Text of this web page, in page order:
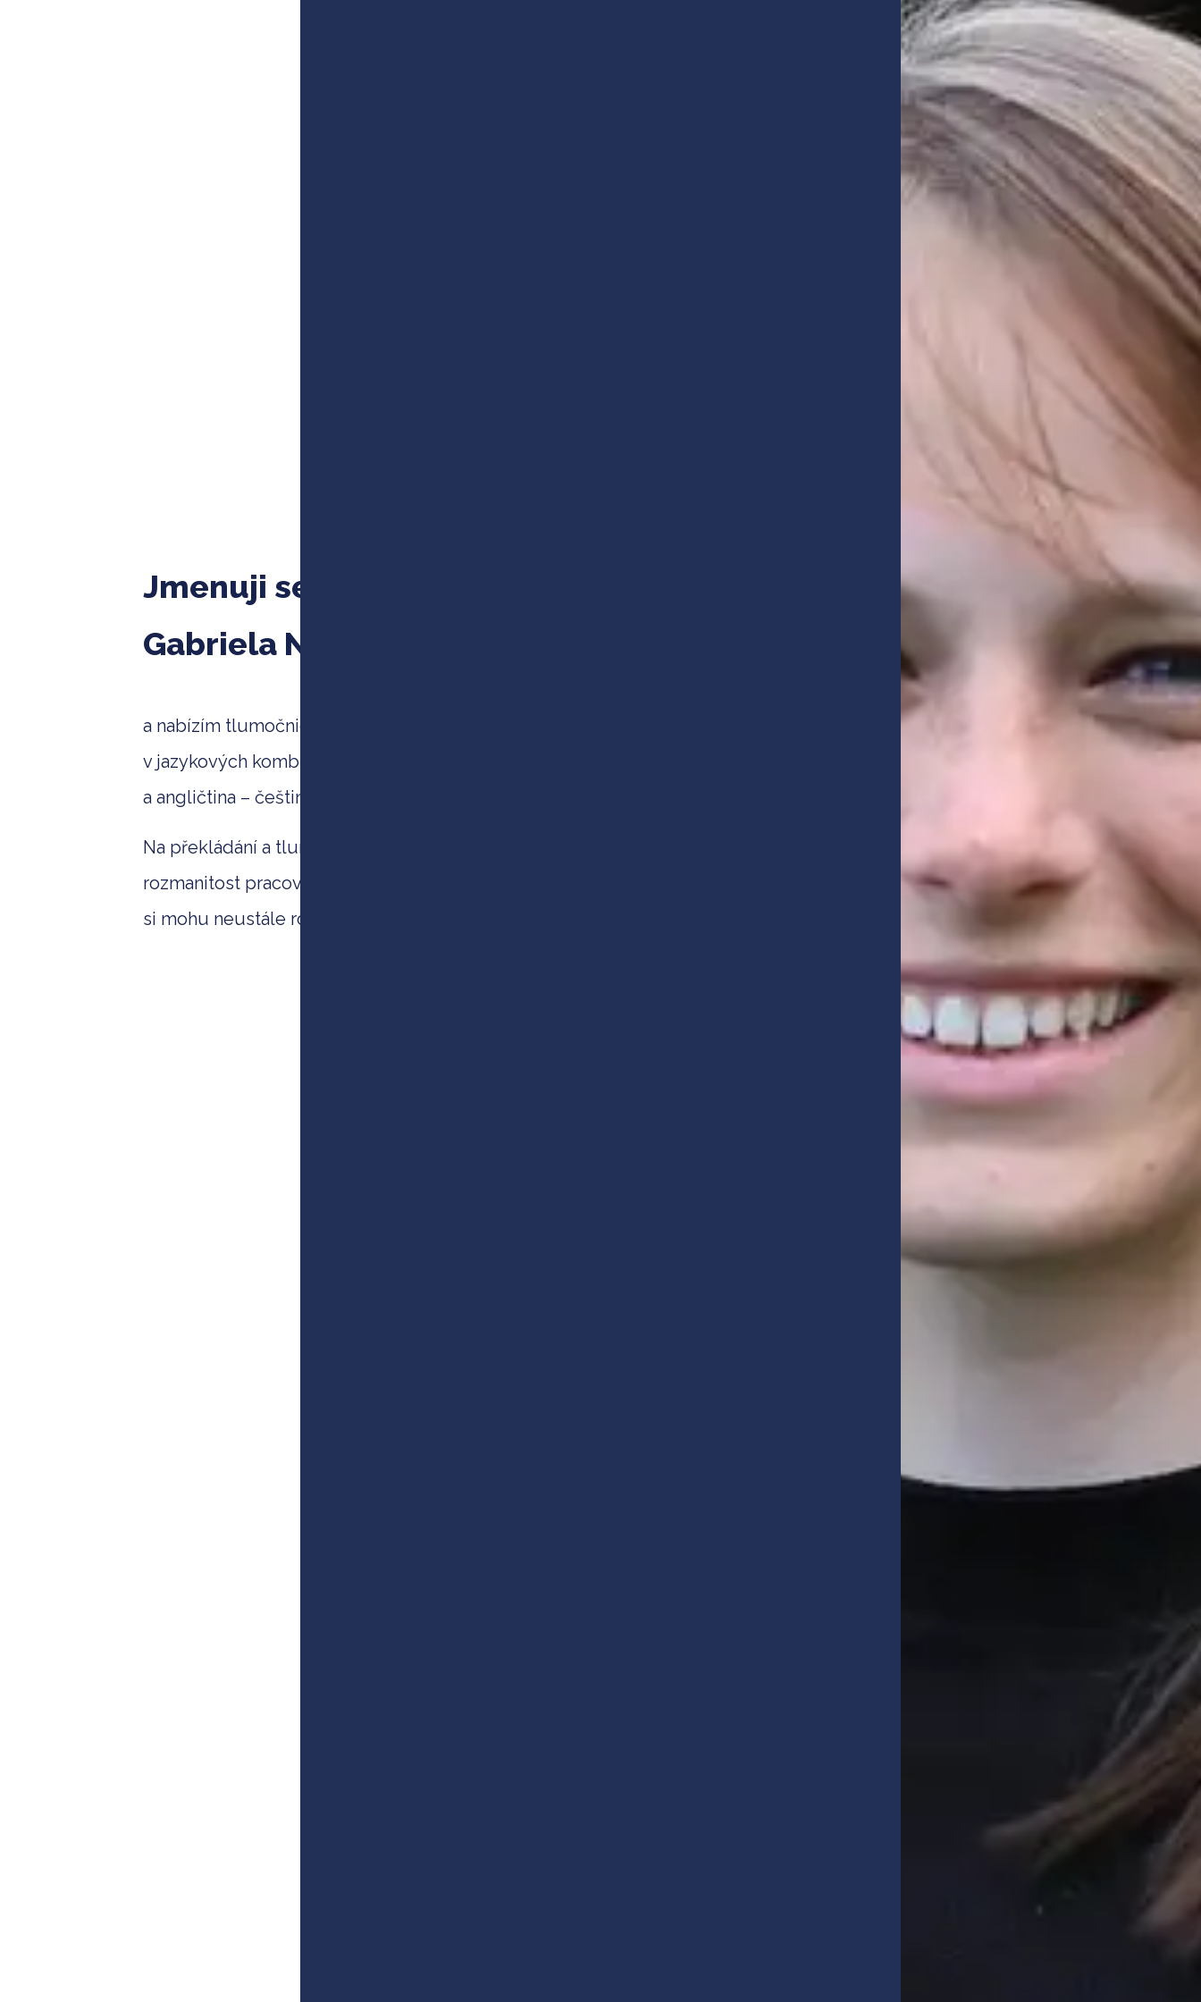
Jmenuji se
Gabriela Nechvátalová
a nabízím tlumočnické a překladatelské služby
v jazykových kombinacích švédština – čeština
a angličtina – čeština.
Na překládání a tlumočení mám nejraději
rozmanitost pracovních nabídek, díky kterým
si mohu neustále rozšiřovat znalosti a vědomosti.